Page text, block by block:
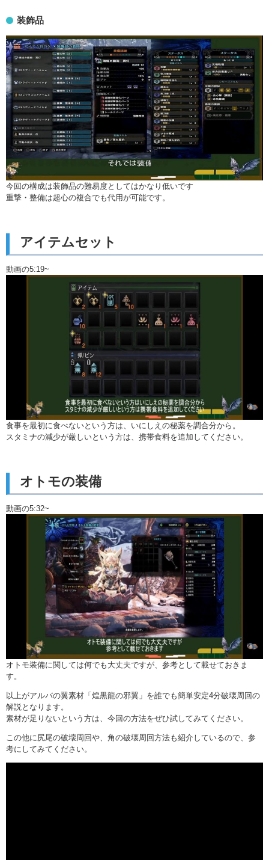
装飾品
今回の構成は装飾品の難易度としてはかなり低いです
重撃・整備は超心の複合でも代用が可能です。
アイテムセット
動画の5:19~
食事を最初に食べないという方は、いにしえの秘薬を調合分から。
スタミナの減少が厳しいという方は、携帯食料を追加してください。
オトモの装備
動画の5:32~
オトモ装備に関しては何でも大丈夫ですが、参考として載せておきま
す。
以上がアルバの翼素材「煌黒龍の邪翼」を誰でも簡単安定4分破壊周回の
解説となります。
素材が足りないという方は、今回の方法をぜひ試してみてください。
この他に尻尾の破壊周回や、角の破壊周回方法も紹介しているので、参
考にしてみてください。